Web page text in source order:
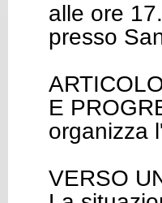
alle ore
presso
E
organizza
VERSO